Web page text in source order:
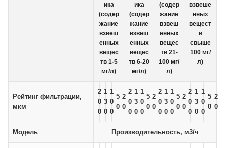
ика
(содер
жание
взвеш
енных
вещес
тв 1-5
мг/л)
ика
(содер
жание
взвеш
енных
вещес
тв 6-20
мг/л)
(содер
жание
взвеш
енных
вещес
тв 21-
100 мг/
л)
взвеше
нных
вещест
в
свыше
100 мг/
л)
Рейтинг фильтрации,
мкм
2
0
0
1
3
0
1
0
0
5
0
2
0
2
0
0
1
3
0
1
0
0
5
0
2
0
2
0
0
1
3
0
1
0
0
5
0
2
0
2
0
0
1
3
0
1
0
0
5
0
2
0
Модель Производительность, м3/ч